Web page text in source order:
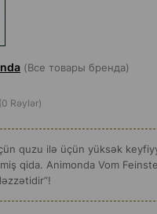
(Все товары бренда)
(0 Rəylər)
quzu ilə üçün yüksək
qida. Animonda Vom